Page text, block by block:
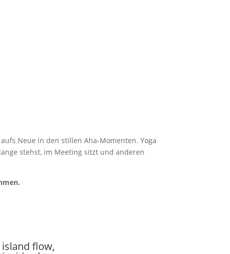
Neue in den stillen Aha-Momenten. Yoga
stehst, im Meeting sitzt und anderen
island flow,